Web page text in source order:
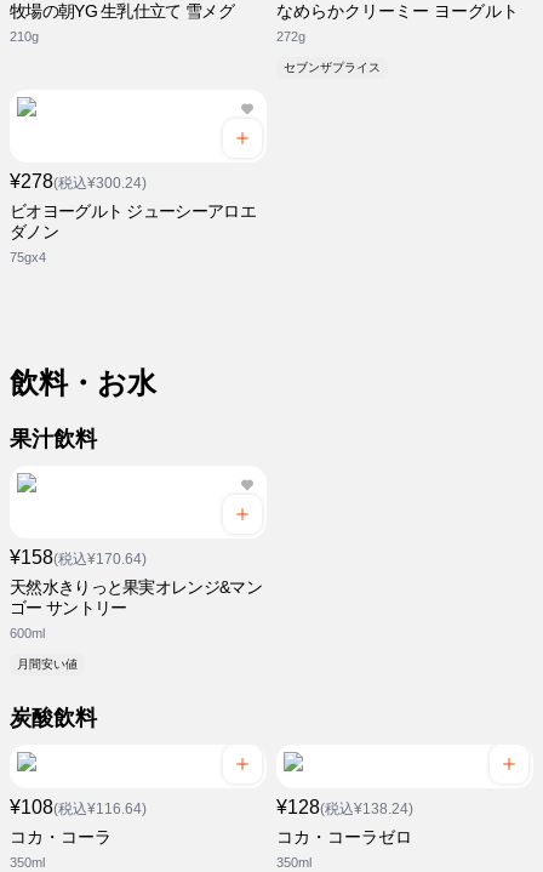
牧場の朝YG 生乳仕立て 雪メグ
210g
なめらかクリーミー ヨーグルト
272g
セブンザプライス
¥278(税込¥300.24)
ビオヨーグルト ジューシーアロエ
ダノン
75gx4
飲料・お水
果汁飲料
¥158(税込¥170.64)
天然水きりっと果実オレンジ&マン
ゴー サントリー
600ml
月間安い値
炭酸飲料
¥108(税込¥116.64)
コカ・コーラ
350ml
¥128(税込¥138.24)
コカ・コーラゼロ
350ml